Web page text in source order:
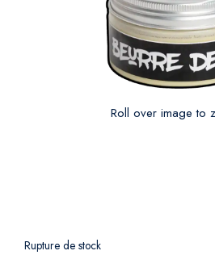
Roll over image to
Rupture de stock